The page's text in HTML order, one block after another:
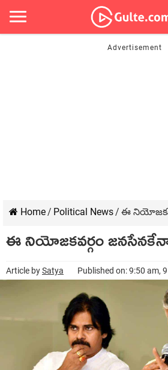
Home/ Political News/ ఈ
ఈ నియోజకవర్గం
Article bySatya Published on: 9:50 am,